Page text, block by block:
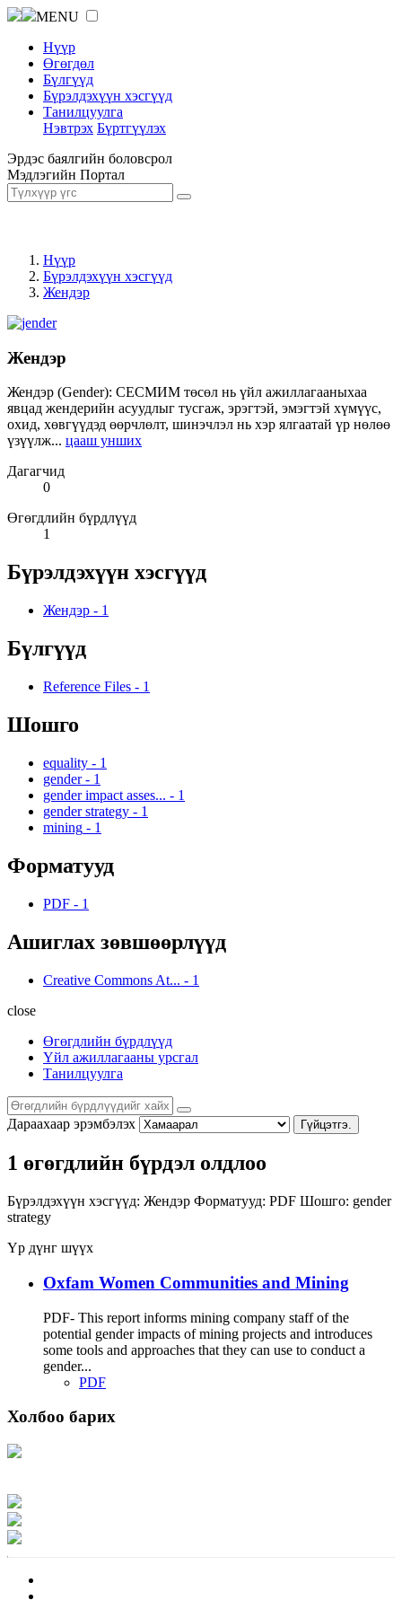
MENU
Нүүр
Өгөгдөл
Бүлгүүд
Бүрэлдэхүүн хэсгүүд
Танилцуулга
Нэвтрэх Бүртгүүлэх
Эрдэс баялгийн боловсрол
Мэдлэгийн Портал
Нүүр
Бүрэлдэхүүн хэсгүүд
Жендэр
Жендэр
Жендэр (Gender): СЕСМИМ төсөл нь үйл ажиллагааныхаа
явцад жендерийн асуудлыг тусгаж, эрэгтэй, эмэгтэй хүмүүс,
охид, хөвгүүдэд өөрчлөлт, шинэчлэл нь хэр ялгаатай үр нөлөө
үзүүлж... цааш унших
Дагагчид
0
Өгөгдлийн бүрдлүүд
1
Бүрэлдэхүүн хэсгүүд
Жендэр - 1
Бүлгүүд
Reference Files - 1
Шошго
equality - 1
gender - 1
gender impact asses... - 1
gender strategy - 1
mining - 1
Форматууд
PDF - 1
Ашиглах зөвшөөрлүүд
Creative Commons At... - 1
close
Өгөгдлийн бүрдлүүд
Үйл ажиллагааны урсгал
Танилцуулга
Дараахаар эрэмбэлэх Гүйцэтгэ.
1 өгөгдлийн бүрдэл олдлоо
Бүрэлдэхүүн хэсгүүд: Жендэр Форматууд: PDF Шошго: gender
strategy
Үр дүнг шүүх
Oxfam Women Communities and Mining
PDF- This report informs mining company staff of the
potential gender impacts of mining projects and introduces
some tools and approaches that they can use to conduct a
gender...
PDF
Холбоо барих